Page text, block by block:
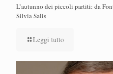
L’autunno dei piccoli partiti: da
Silvia Salis
Leggi tutto